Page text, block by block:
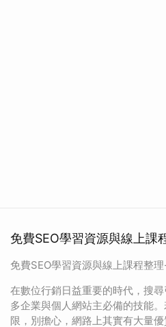
免費SEO學習資源與線上課
免費SEO學習資源與線上課程整
在數位行銷日益重要的時代，搜
多企業與個人網站主必備的技能
限，別擔心，網路上其實有大量